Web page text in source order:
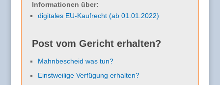
Informationen über:
digitales EU-Kaufrecht (ab 01.01.2022)
Post vom Gericht erhalten?
Mahnbescheid was tun?
Einstweilige Verfügung erhalten?